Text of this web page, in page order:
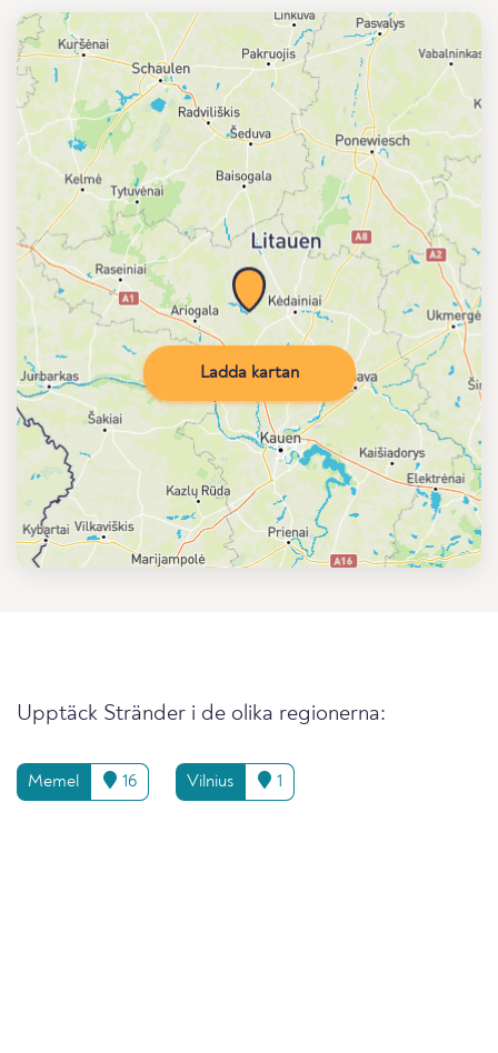
Ladda kartan
Upptäck Stränder i de olika regionerna:
Memel 16 Vilnius 1